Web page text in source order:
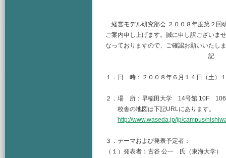
経営モデル研究部会 ２００８年度第２回
ご案内申し上げます。誠に申し訳ございま
なっておりますので、ご確認お願いいたし
記
１．日 時：２００８年６月１４日（土
２．場 所：早稲田大学 14号館 10F
校舎の地図は下記URLにあります。
http://www.waseda.jp/jp/campus/
３．テーマおよび発表予定者：
（１）発表者：古谷 公一 氏（東海大学）